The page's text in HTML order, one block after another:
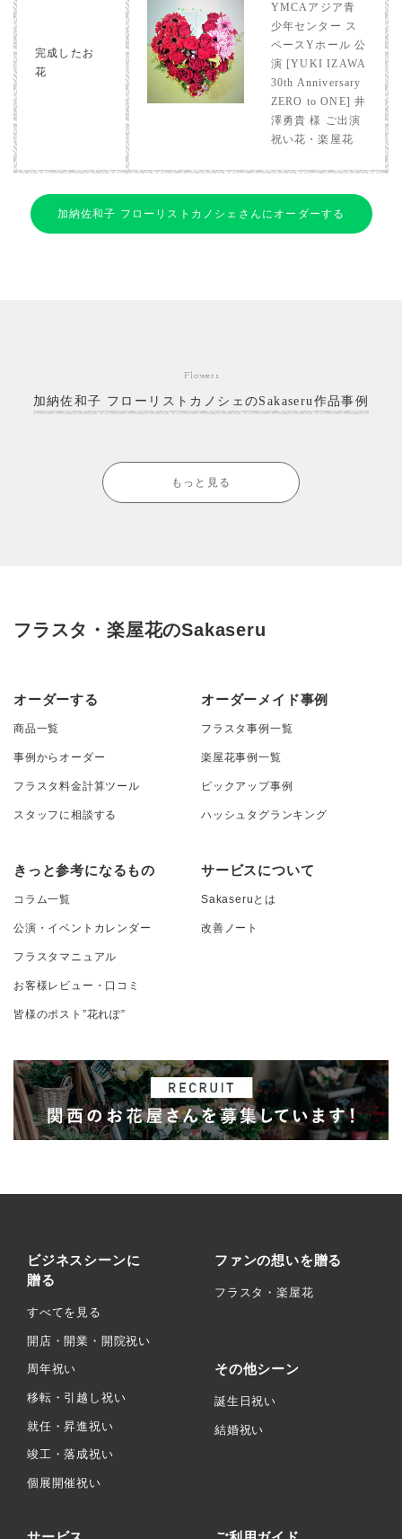
完成したお
花
YMCAアジア青
少年センター ス
ペースYホール 公
演 [YUKI IZAWA
30th Anniversary
ZERO to ONE] 井
澤勇貴 様 ご出演
祝い花・楽屋花
加納佐和子 フローリストカノシェさんにオーダーする
Flowers
加納佐和子 フローリストカノシェのSakaseru作品事例
もっと見る
フラスタ・楽屋花のSakaseru
オーダーする
商品一覧
事例からオーダー
フラスタ料金計算ツール
スタッフに相談する
オーダーメイド事例
フラスタ事例一覧
楽屋花事例一覧
ピックアップ事例
ハッシュタグランキング
きっと参考になるもの
コラム一覧
公演・イベントカレンダー
フラスタマニュアル
お客様レビュー・口コミ
皆様のポスト”花れぽ”
サービスについて
Sakaseruとは
改善ノート
ビジネスシーンに
贈る
すべてを見る
開店・開業・開院祝い
周年祝い
移転・引越し祝い
就任・昇進祝い
竣工・落成祝い
個展開催祝い
ファンの想いを贈る
フラスタ・楽屋花
その他シーン
誕生日祝い
結婚祝い